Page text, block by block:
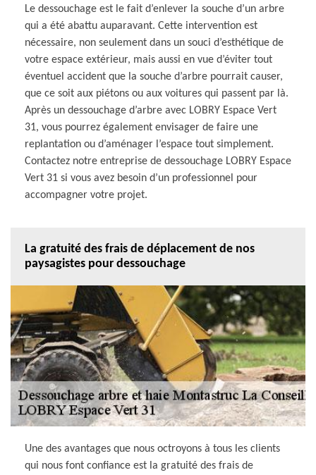
Le dessouchage est le fait d’enlever la souche d’un arbre
qui a été abattu auparavant. Cette intervention est
nécessaire, non seulement dans un souci d’esthétique de
votre espace extérieur, mais aussi en vue d’éviter tout
éventuel accident que la souche d’arbre pourrait causer,
que ce soit aux piétons ou aux voitures qui passent par là.
Après un dessouchage d’arbre avec LOBRY Espace Vert
31, vous pourrez également envisager de faire une
replantation ou d’aménager l’espace tout simplement.
Contactez notre entreprise de dessouchage LOBRY Espace
Vert 31 si vous avez besoin d’un professionnel pour
accompagner votre projet.
La gratuité des frais de déplacement de nos
paysagistes pour dessouchage
Une des avantages que nous octroyons à tous les clients
qui nous font confiance est la gratuité des frais de